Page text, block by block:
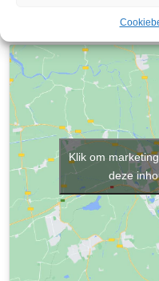
Klik om
deze